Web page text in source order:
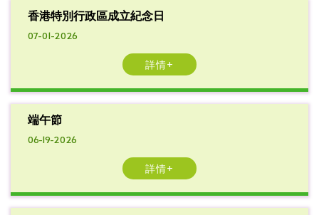
香港特別行政區成立紀念日
07-01-2026
詳情+
端午節
06-19-2026
詳情+